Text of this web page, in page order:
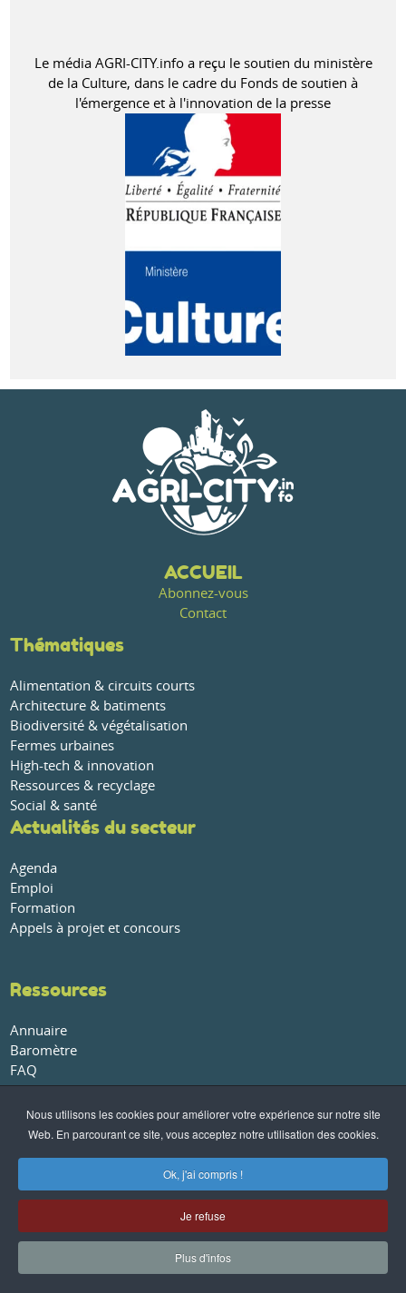
Le média AGRI-CITY.info a reçu le soutien du ministère
de la Culture, dans le cadre du Fonds de soutien à
l'émergence et à l'innovation de la presse
ACCUEIL
Abonnez-vous
Contact
Thématiques
Alimentation & circuits courts
Architecture & batiments
Biodiversité & végétalisation
Fermes urbaines
High-tech & innovation
Ressources & recyclage
Social & santé
Actualités du secteur
Agenda
Emploi
Formation
Appels à projet et concours
Ressources
Annuaire
Baromètre
FAQ
Glossaire
Publications et rapports
À propos
Qui sommes-nous ?
Conditions générales de vente-Politique de confidentialité
Mentions légales- ©AGRI-CITY.info -Contact
Nous utilisons les cookies pour améliorer votre expérience sur notre site
Web. En parcourant ce site, vous acceptez notre utilisation des cookies.
Ok, j'ai compris !
Je refuse
Plus d'infos